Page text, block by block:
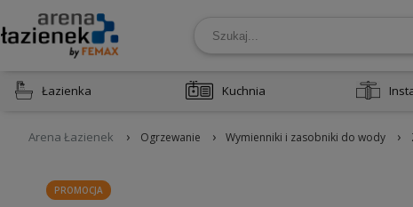
Łazienka Kuchnia
Arena Łazienek › Ogrzewanie › Wymienniki i zasobniki do wody ›
PROMOCJA